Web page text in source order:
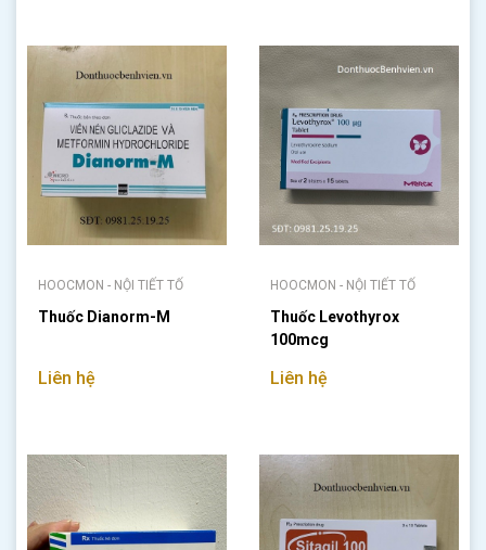
HOOCMON - NỘI TIẾT TỐ
Thuốc Dianorm-M
Liên hệ
HOOCMON - NỘI TIẾT TỐ
Thuốc Levothyrox
100mcg
Liên hệ